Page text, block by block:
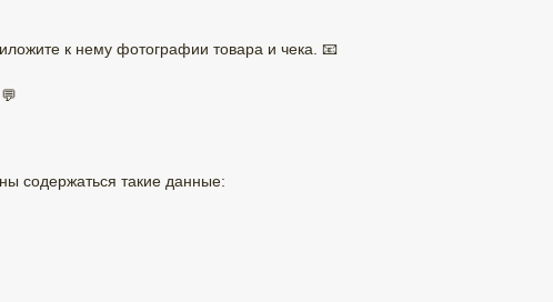
к нему фотографии товара и чека. 📧
содержаться такие данные: